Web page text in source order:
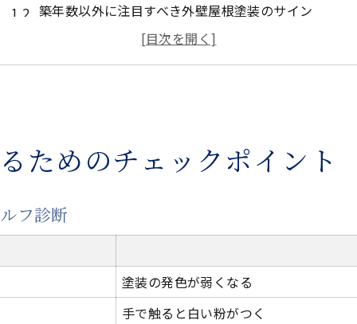
築年数以外に注目すべき外壁屋根塗装のサイン
塗料ごとの耐用年数と塗り替え目安を知ろう
外壁屋根塗装の塗り替え時期を見逃さないコツ
築10年ルールの落とし穴と外壁屋根塗装の真実
外壁屋根塗装で考慮すべき環境要因とは
築年数別に見る外壁屋根塗装の検討ポイント
ふじみ野市の気候条件に強い塗装時期の選び方
ためのチェックポイント
フ診断
塗装の発色が弱くなる
手で触ると白い粉がつく